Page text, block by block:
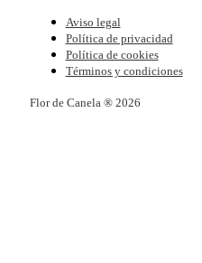
Aviso legal
Política de privacidad
Política de cookies
Términos y condiciones
Flor de Canela ® 2026